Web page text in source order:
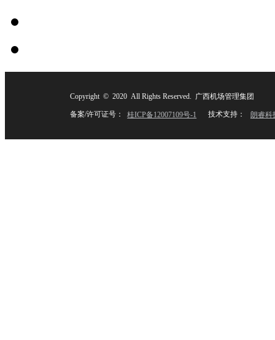
Copyright © 2020 All Rights Reserved. 广西机场管理集团
备案/许可证号： 桂ICP备12007109号-1 技术支持： 朗睿科